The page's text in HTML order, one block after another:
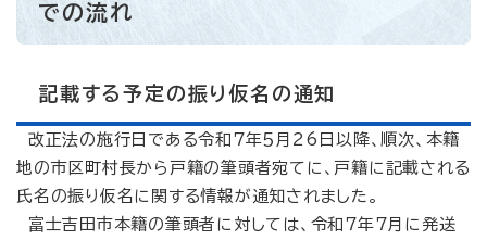
での流れ
記載する予定の振り仮名の通知
改正法の施行日である令和７年５月26日以降、順次、本籍
地の市区町村長から戸籍の筆頭者宛てに、戸籍に記載される
氏名の振り仮名に関する情報が通知されました。
富士吉田市本籍の筆頭者に対しては、令和７年７月に発送